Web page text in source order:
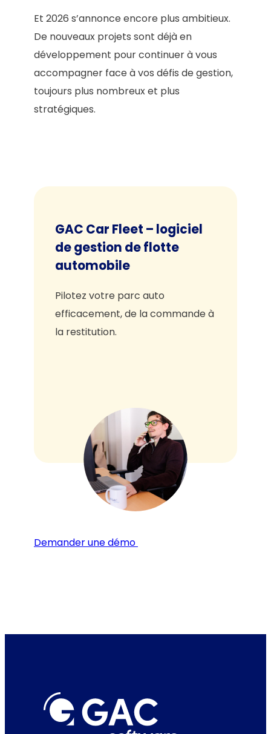
Et 2026 s’annonce encore plus ambitieux.
De nouveaux projets sont déjà en
développement pour continuer à vous
accompagner face à vos défis de gestion,
toujours plus nombreux et plus
stratégiques.
GAC Car Fleet – logiciel
de gestion de flotte
automobile
Pilotez votre parc auto
efficacement, de la commande à
la restitution.
Demander une démo